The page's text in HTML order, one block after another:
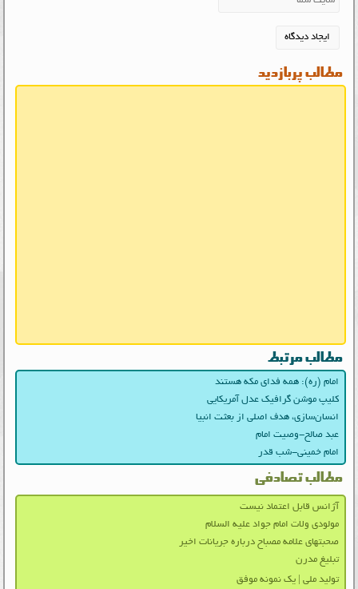
مطالب پربازدید
مطالب مرتبط
امام (ره): همه فدای مکه هستند
کلیپ موشن گرافیک عدل آمریکایی
انسان‌سازی، هدف اصلی از بعثت انبیا
عبد صالح-وصیت امام
امام خمینی-شب قدر
مطالب تصادفی
آژانس قابل اعتماد نیست
مولودی ولات امام جواد علیه السلام
صحبتهای علامه مصباح درباره جریانات اخیر
تبلیغ مدرن
تولید ملی | یك نمونه موفق